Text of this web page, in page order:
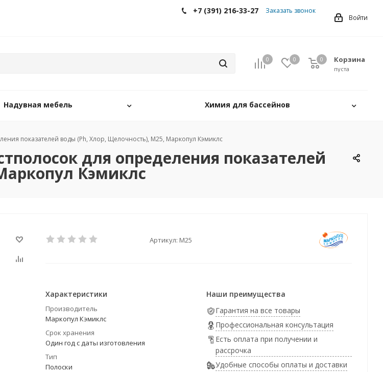
Войти
+7 (391) 216-33-27 Заказать звонок
0 0 Корзина
0
пуста
0
Надувная мебель Химия для бассейнов
показателей воды (Ph, Хлор, Щелочность), М25, Маркопул Кэмиклс
для определения показателей
Кэмиклс
Артикул: М25
Характеристики
Производитель
Маркопул Кэмиклс
Срок хранения
Один год с даты изготовления
Тип
Полоски
Наши преимущества
Гарантия на все товары
Профессиональная консультация
Есть оплата при получении и
рассрочка
Удобные способы оплаты и доставки